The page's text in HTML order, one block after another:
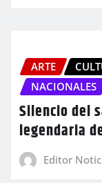
ARTE
NACIONALES
Silencio del
legendaria
Editor